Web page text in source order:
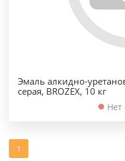
Эмаль алкидно-
серая, BROZEX, 10 кг
Нет
1